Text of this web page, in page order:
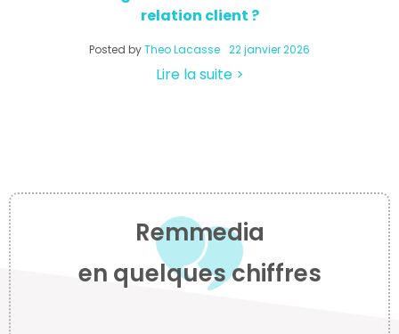
relation client ?
Posted byTheo Lacasse 22 janvier 2026
Lire la suite >
Remmedia
en quelques chiffres